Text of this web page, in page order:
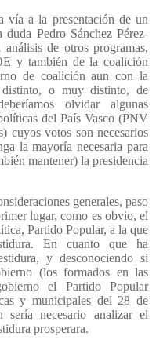
vía a la presentación de un
Pedro Sánchez Pérez-
de otros programas,
y también de la coalición
de coalición aun con la
o muy distinto, de
olvidar algunas
del País Vasco (PNV
votos son necesarios
la mayoría necesaria para
mantener) la presidencia
generales, paso
lugar, como es obvio, el
Partido Popular, a la que
En cuanto que ha
y desconociendo si
(los formados en las
el Partido Popular
y municipales del 28 de
sería necesario analizar el
prosperara.